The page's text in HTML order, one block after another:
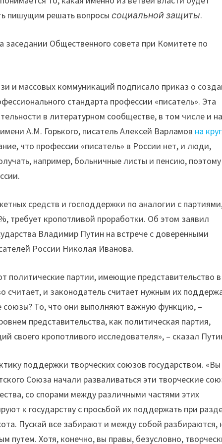
пишущим решать вопросы социальной защиты.
Общественного совета при Комитете по
и массовых коммуникаций подписало приказ о
стандарта профессии «писатель». Эта
в литературном сообществе, в том числе и
А.М. Горького, писатель Алексей Варламов на
что профессии «писатель» в России нет, и люди,
например, больничные листы и пенсию, поэтому
средств и господдержки по аналогии с
требует кропотливой проработки. Об этом заявил
Владимир Путин на встрече с доверенными
России Николая Иванова.
политические партии, имеющие представительство в
считает, и законодатель считает нужным их
То, что они выполняют важную функцию, –
представительства, как политическая партия,
кропотливого исследователя», – сказал
поддержки творческих союзов государством. «Вы
Союза начали разваливаться эти творческие
со спорами между различными частями этих
к государству с просьбой их поддержать при
Пускай все забирают и между собой разбираются,
путем. Хотя, конечно, вы правы, безусловно,